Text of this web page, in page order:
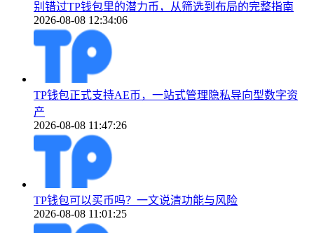
别错过TP钱包里的潜力币，从筛选到布局的完整指南
2026-08-08 12:34:06
TP钱包正式支持AE币，一站式管理隐私导向型数字资
产
2026-08-08 11:47:26
TP钱包可以买币吗？一文说清功能与风险
2026-08-08 11:01:25